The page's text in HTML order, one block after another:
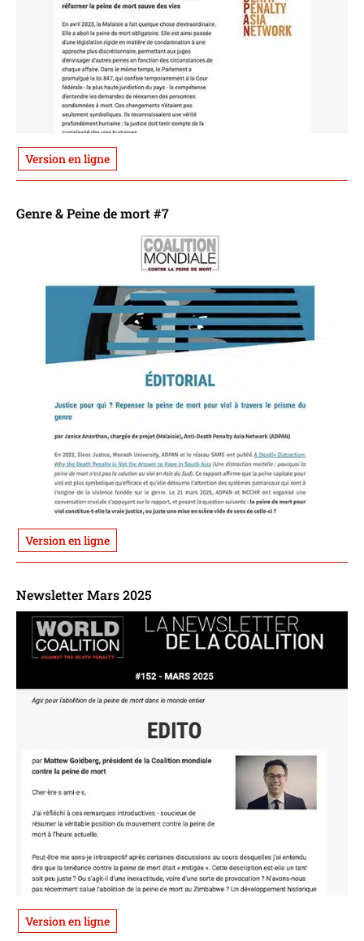
Version en ligne
Genre & Peine de mort #7
Version en ligne
Newsletter Mars 2025
Version en ligne